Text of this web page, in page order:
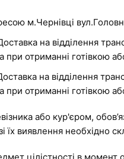
м.Чернівці
на відділення
отриманні готівкою
на відділення
отриманні готівкою
або кур'єром,
виявлення необхідно